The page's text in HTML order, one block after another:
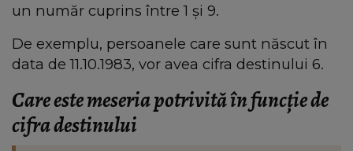
un număr cuprins între 1 și 9.
De exemplu, persoanele care sunt născut în
data de 11.10.1983, vor avea cifra destinului 6.
Care este meseria potrivită în funcție de
cifra destinului